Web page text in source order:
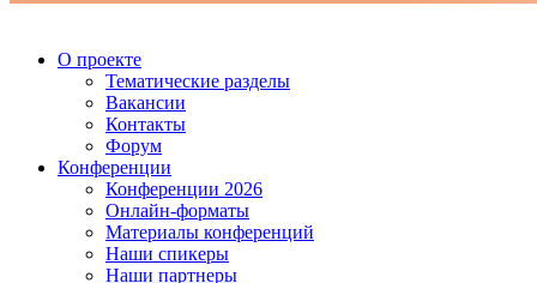
О проекте
Тематические разделы
Вакансии
Контакты
Форум
Конференции
Конференции 2026
Онлайн-форматы
Материалы конференций
Наши спикеры
Наши партнеры